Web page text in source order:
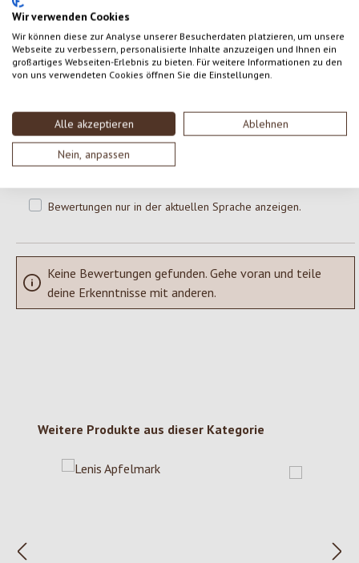
Wir verwenden Cookies
Wir können diese zur Analyse unserer Besucherdaten platzieren, um unsere
Webseite zu verbessern, personalisierte Inhalte anzuzeigen und Ihnen ein
großartiges Webseiten-Erlebnis zu bieten. Für weitere Informationen zu den
von uns verwendeten Cookies öffnen Sie die Einstellungen.
Alle akzeptieren Ablehnen
Nein, anpassen
0 von 0 Bewertungen
Teile deine Erfahrungen mit dem Produkt mit anderen Kunden.
SCHREIBE EINE BEWERTUNG
Bewertungen nur in der aktuellen Sprache anzeigen.
Keine Bewertungen gefunden. Gehe voran und teile
deine Erkenntnisse mit anderen.
Produktgalerie überspringen
Weitere Produkte aus dieser Kategorie